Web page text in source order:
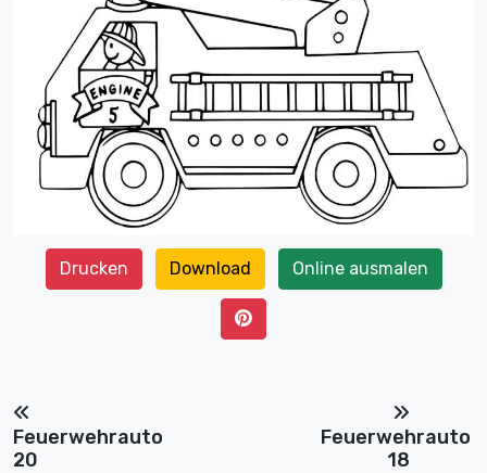
Drucken Download Online ausmalen
Feuerwehrauto
20
Feuerwehrauto
18